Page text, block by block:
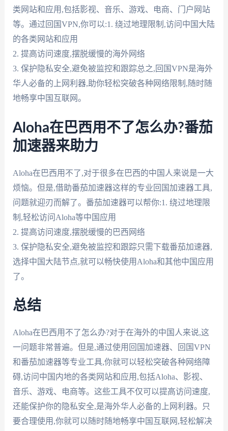
类网站和应用,包括影视、音乐、游戏、电商、门户网站
等。通过回国VPN,你可以:1. 绕过地理限制,访问中国大陆
的各类网站和应用
2. 提高访问速度,摆脱缓慢的海外网络
3. 保护隐私安全,避免被监控和跟踪总之,回国VPN是海外
华人必备的上网利器,助你轻松突破各种网络限制,随时随
地畅享中国互联网。
Aloha在巴西用不了怎么办?番茄
加速器来助力
Aloha在巴西用不了,对于很多在巴西的中国人来说是一大
烦恼。但是,借助番茄加速器这样的专业回国加速器工具,
问题就迎刃而解了。番茄加速器可以帮你:1. 绕过地理限
制,轻松访问Aloha等中国应用
2. 提高访问速度,摆脱缓慢的巴西网络
3. 保护隐私安全,避免被监控和跟踪只需下载番茄加速器,
选择中国大陆节点,就可以畅快使用Aloha和其他中国应用
了。
总结
Aloha在巴西用不了怎么办?对于在海外的中国人来说,这
一问题非常普遍。但是,通过使用回国加速器、回国VPN
和番茄加速器等专业工具,你就可以轻松突破各种网络障
碍,访问中国内地的各类网站和应用,包括Aloha、影视、
音乐、游戏、电商等。这些工具不仅可以提高访问速度,
还能保护你的隐私安全,是海外华人必备的上网利器。只
要合理使用,你就可以随时随地畅享中国互联网,轻松解决